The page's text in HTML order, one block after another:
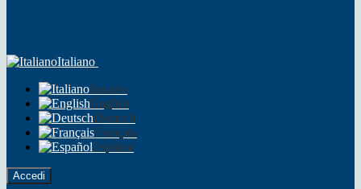
Italiano
Italiano
English
Deutsch
Français
Español
Accedi